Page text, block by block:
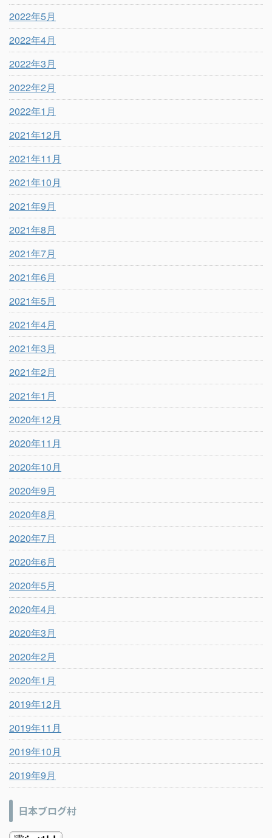
2022年5月
2022年4月
2022年3月
2022年2月
2022年1月
2021年12月
2021年11月
2021年10月
2021年9月
2021年8月
2021年7月
2021年6月
2021年5月
2021年4月
2021年3月
2021年2月
2021年1月
2020年12月
2020年11月
2020年10月
2020年9月
2020年8月
2020年7月
2020年6月
2020年5月
2020年4月
2020年3月
2020年2月
2020年1月
2019年12月
2019年11月
2019年10月
2019年9月
日本ブログ村